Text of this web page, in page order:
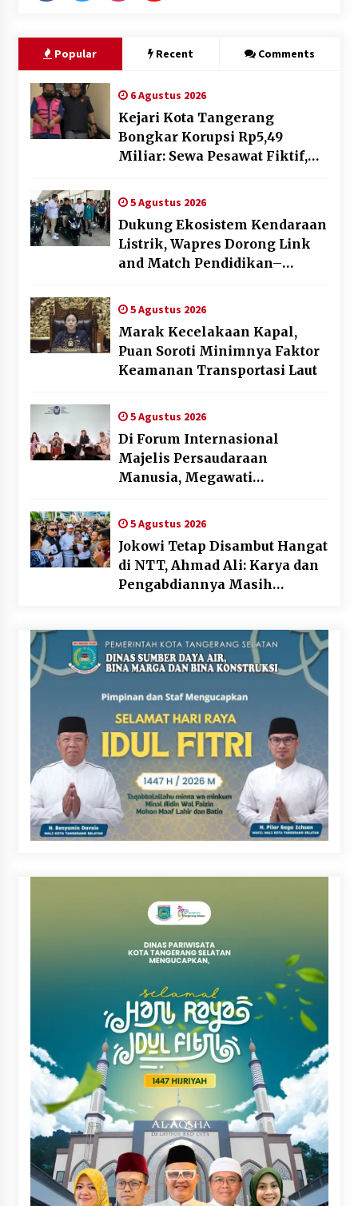
Popular Recent Comments
6 Agustus 2026
Kejari Kota Tangerang
Bongkar Korupsi Rp5,49
Miliar: Sewa Pesawat Fiktif,
Ditahan
5 Agustus 2026
Dukung Ekosistem Kendaraan
Listrik, Wapres Dorong Link
and Match Pendidikan–
5 Agustus 2026
Marak Kecelakaan Kapal,
Puan Soroti Minimnya Faktor
Keamanan Transportasi Laut
5 Agustus 2026
Di Forum Internasional
Majelis Persaudaraan
Manusia, Megawati
Kepemimpinan Perempuan
Bukan Dominasi, Tapi
Merawat Dan Merangkul
5 Agustus 2026
Jokowi Tetap Disambut Hangat
di NTT, Ahmad Ali: Karya dan
Pengabdiannya Masih